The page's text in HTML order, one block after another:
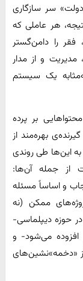
سر سازگاری
هر عاملی که
فقر را دامن‌گستر
مدیریت و از مدار
یک سیستم
بر پرده
بهره‌مند از
این‌ها طی روندی
از جمله آن‌ها:
و اساساً مسئله
ممکن (نه
حوزه دیپلماسی-
می‌شود- و
از «دخمه‌»نشین‌های